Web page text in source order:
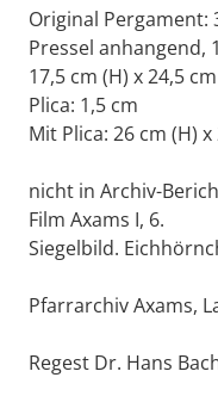
Original Pergament:
Pressel anhangend,
17,5 cm (H) x 24,5
Plica: 1,5 cm
Mit Plica: 26 cm (H) x
nicht in Archiv-
Film Axams I, 6.
Siegelbild.
Pfarrarchiv Axams,
Regest Dr. Hans